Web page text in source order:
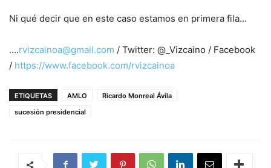
Ni qué decir que en este caso estamos en primera fila…
….rvizcainoa@gmail.com / Twitter: @_Vizcaino / Facebook
/ https://www.facebook.com/rvizcainoa
ETIQUETAS AMLO
Ricardo Monreal Ávila
sucesión presidencial